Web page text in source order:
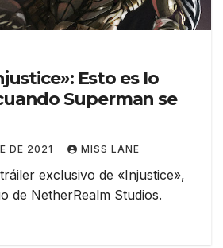
Esto es lo
Superman se
DE 2021 MISS LANE
exclusivo de «Injustice»,
de NetherRealm Studios.